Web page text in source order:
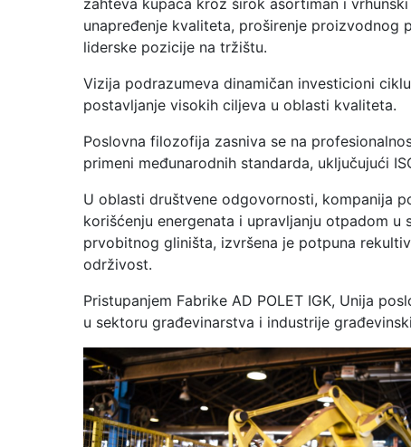
unapređenje kvaliteta, proširenje proizvodnog
liderske pozicije na tržištu.
Vizija podrazumeva dinamičan investicioni
postavljanje visokih ciljeva u oblasti kvaliteta.
Poslovna filozofija zasniva se na
primeni međunarodnih standarda, uključujući
U oblasti društvene odgovornosti, kompanija
korišćenju energenata i upravljanju otpadom
prvobitnog gliništa, izvršena je potpuna
održivost.
Pristupanjem Fabrike AD POLET IGK, Unija
u sektoru građevinarstva i industrije